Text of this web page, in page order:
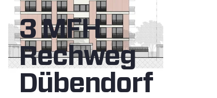
3 MFH
Rechweg
Dübendorf